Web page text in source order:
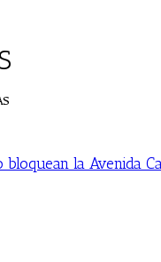
la Avenida